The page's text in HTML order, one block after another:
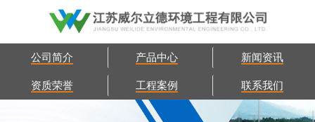
公司简介 产品中心 新闻资讯
资质荣誉 工程案例 联系我们